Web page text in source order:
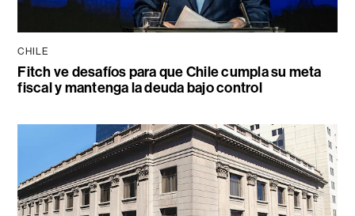
CHILE
Fitch ve desafíos para que Chile cumpla su meta
fiscal y mantenga la deuda bajo control